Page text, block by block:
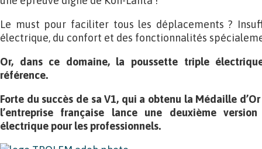
Le must pour faciliter tous les déplacements ?
électrique, du confort et des fonctionnalités
Or, dans ce domaine, la poussette triple
référence.
Forte du succès de sa V1, qui a obtenu la Médaille
l’entreprise française lance une deuxième
électrique pour les professionnels.